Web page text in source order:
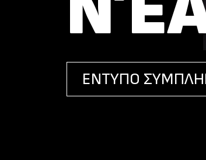
ΕΝΤΥΠΟ